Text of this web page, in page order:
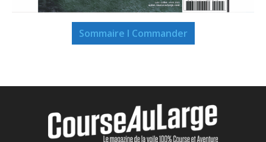
Sommaire I Commander